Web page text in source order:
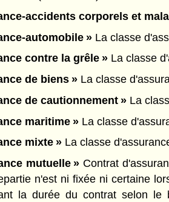
accidents corporels et
automobile »La classe
contre la grêle »La classe
de biens »La classe
de cautionnement »La
maritime »La classe
mixte »La classe
mutuelle »Contrat
n'est ni fixée ni certaine
la durée du contrat selon le